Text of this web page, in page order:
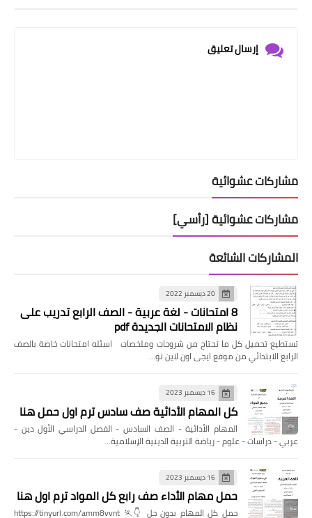
إرسال تعليق
مشاركات عشوائية
مشاركات عشوائية [رأسي]
المشاركات الشائعة
20 ديسمبر 2022
8 امتحانات - لغة عربية - الصف الرابع تدريب على
نظام الامتحانات الجديدة pdf
تستطيع تحميل كل ما تحتاج من شروحات وملخصات اسئله امتحانات خاصة بالصف
الرابع الابتدائي من موقع ايجى اون لاين تو…
16 ديسمبر 2023
كل المهام الأدائية صف سادس ترم اول حمل هنا
المهام الأدائية - الصف السادس - الفصل الدراسي الأول دين -
عربي - دراسات - علوم - رياضة التربية الدينية الإسلامية…
16 ديسمبر 2023
حمل مهام الأداء صف رابع كل المواد ترم اول هنا
حمل كل المهام بدون حل 👇🏃 https://tinyurl.com/amm8vvnt